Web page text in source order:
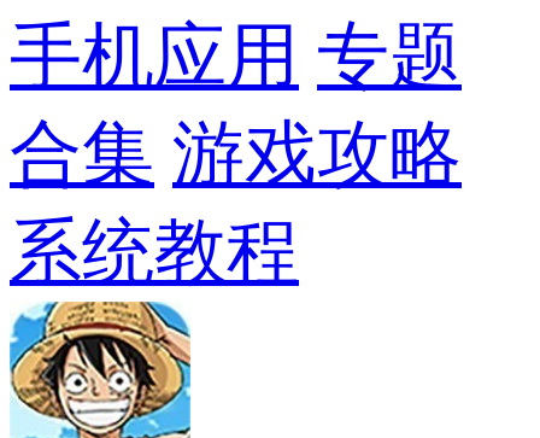
手机应用 专题
合集 游戏攻略
系统教程